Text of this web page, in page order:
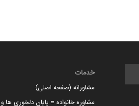
خدمات
مشاورانه (صفحه اصلی)
مشاوره خانواده = پایان دلخوری ها و